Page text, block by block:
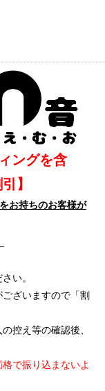
ングを含
】
お持ちのお客様が
い。
ざいますので「割
控え等の確認後、
で振り込まないよ